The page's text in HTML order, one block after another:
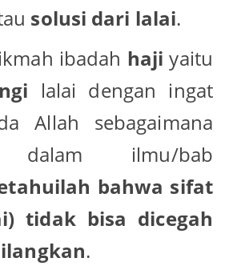
solusi dari lalai.
ibadah haji yaitu
lalai dengan ingat
Allah sebagaimana
dalam ilmu/bab
bahwa sifat
tidak bisa dicegah
.